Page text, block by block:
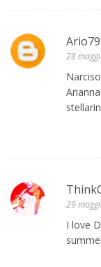
Ario79
28
29
I love